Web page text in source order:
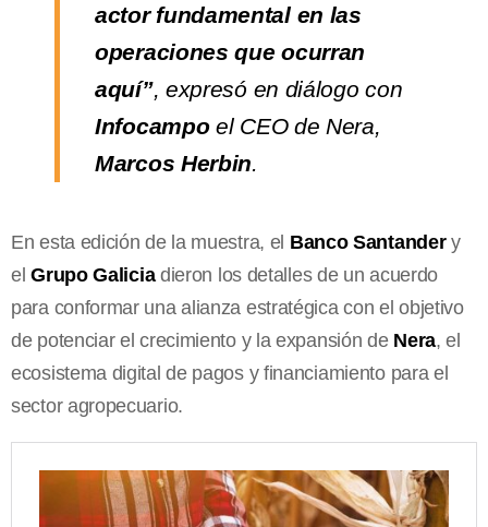
actor fundamental en las
operaciones que ocurran
aquí”, expresó en diálogo con
Infocampoel CEO de Nera,
Marcos Herbin.
En esta edición de la muestra, el Banco Santandery
elGrupo Galiciadieron los detalles de un acuerdo
para conformar una alianza estratégica con el objetivo
de potenciar el crecimiento y la expansión de Nera, el
ecosistema digital de pagos y financiamiento para el
sector agropecuario.